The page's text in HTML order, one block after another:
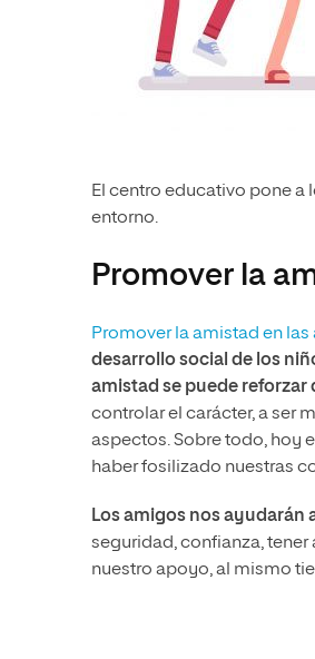
El centro educativo pone
entorno.
Promover la
Promover la amistad en las
desarrollo social de los
amistad se puede reforzar
controlar el carácter, a ser
aspectos. Sobre todo, hoy
haber fosilizado nuestras
Los amigos nos ayudarán
seguridad, confianza,
nuestro apoyo, al mismo